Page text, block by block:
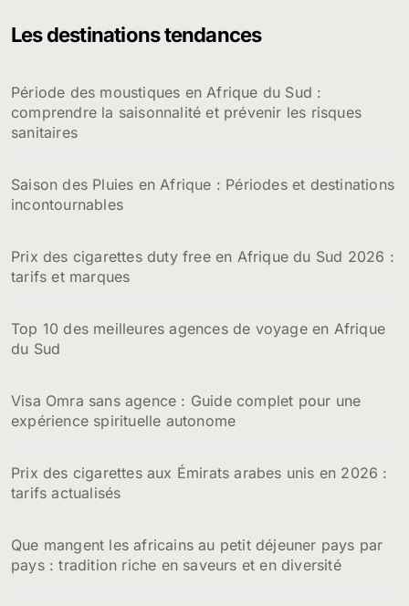
r
e
r
Les destinations tendances
Période des moustiques en Afrique du Sud :
comprendre la saisonnalité et prévenir les risques
sanitaires
Saison des Pluies en Afrique : Périodes et destinations
incontournables
Prix des cigarettes duty free en Afrique du Sud 2026 :
tarifs et marques
Top 10 des meilleures agences de voyage en Afrique
du Sud
Visa Omra sans agence : Guide complet pour une
expérience spirituelle autonome
Prix des cigarettes aux Émirats arabes unis en 2026 :
tarifs actualisés
Que mangent les africains au petit déjeuner pays par
pays : tradition riche en saveurs et en diversité